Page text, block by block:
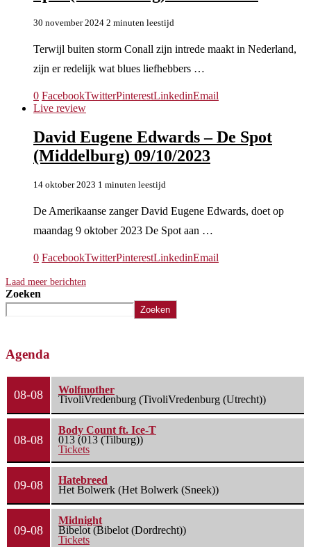
30 november 2024 2 minuten leestijd
Terwijl buiten storm Conall zijn intrede maakt in Nederland,
zijn er redelijk wat blues liefhebbers …
0 FacebookTwitterPinterestLinkedinEmail
Live review
David Eugene Edwards – De Spot
(Middelburg) 09/10/2023
14 oktober 2023 1 minuten leestijd
De Amerikaanse zanger David Eugene Edwards, doet op
maandag 9 oktober 2023 De Spot aan …
0 FacebookTwitterPinterestLinkedinEmail
Laad meer berichten
Zoeken
Zoeken
Agenda
08-08
Wolfmother
TivoliVredenburg (TivoliVredenburg (Utrecht))
08-08
Body Count ft. Ice-T
013 (013 (Tilburg))
Tickets
09-08
Hatebreed
Het Bolwerk (Het Bolwerk (Sneek))
09-08
Midnight
Bibelot (Bibelot (Dordrecht))
Tickets